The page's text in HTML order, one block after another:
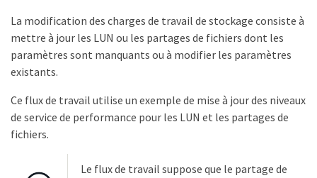
La modification des charges de travail de stockage consiste à
mettre à jour les LUN ou les partages de fichiers dont les
paramètres sont manquants ou à modifier les paramètres
existants.
Ce flux de travail utilise un exemple de mise à jour des niveaux
de service de performance pour les LUN et les partages de
fichiers.
Le flux de travail suppose que le partage de